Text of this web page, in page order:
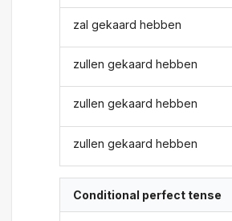
zal gekaard hebben
zullen gekaard hebben
zullen gekaard hebben
zullen gekaard hebben
Conditional perfect tense